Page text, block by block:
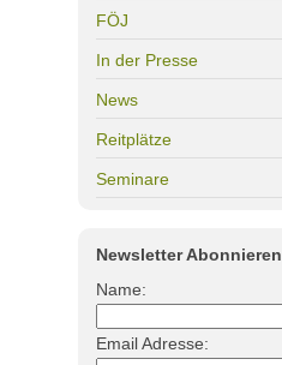
FÖJ
In der Presse
News
Reitplätze
Seminare
Newsletter Abonnieren
Name:
Email Adresse: